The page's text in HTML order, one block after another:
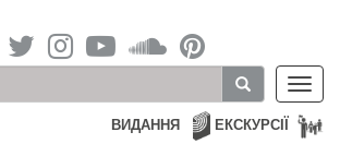
ЕКСКУРСІЇ
ВИДАННЯ